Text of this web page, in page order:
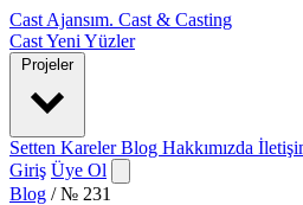
Cast Ajansım. Cast & Casting
CastYeni Yüzler
Projeler
Setten KarelerBlog Hakkımızda
Giriş Üye Ol
Blog / № 231